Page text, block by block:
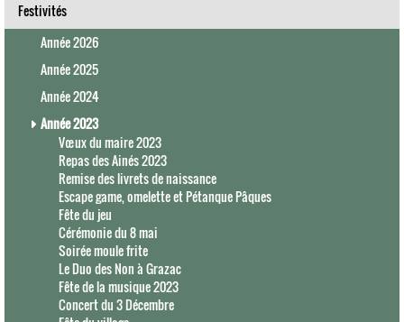
Festivités
Année 2026
Année 2025
Année 2024
Année 2023
Vœux du maire 2023
Repas des Ainés 2023
Remise des livrets de naissance
Escape game, omelette et Pétanque Pâques
Fête du jeu
Cérémonie du 8 mai
Soirée moule frite
Le Duo des Non à Grazac
Fête de la musique 2023
Concert du 3 Décembre